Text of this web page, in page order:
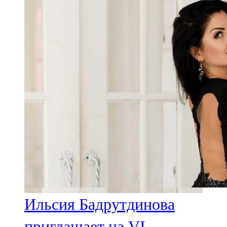
107,0 FM
105,5 FM
Ильсия Бадрутдинова